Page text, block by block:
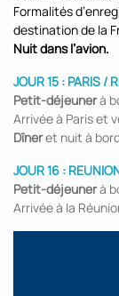
Formalités
destination de la
Nuit dans l’avion.
JOUR 15 : PARIS /
Petit-déjeunerà
Arrivée à Paris et
Dîneret nuit à
JOUR 16 :
Petit-déjeunerà
Arrivée à la